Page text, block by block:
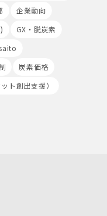
す。当社は、
、利用者様の利用
定の個人を識別す
リシーに基づいて
配信事業者におい
企業動向
GX・脱炭素
炭素価格
ト創出支援）